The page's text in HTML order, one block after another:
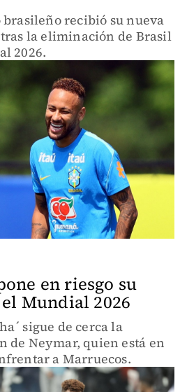
recibió su nueva
la eliminación de Brasil
2026.
en riesgo su
Mundial 2026
sigue de cerca la
de Neymar, quien está en
a Marruecos.